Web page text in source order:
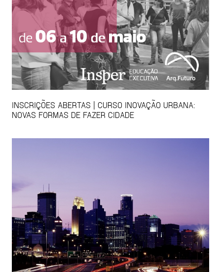
INSCRIÇÕES ABERTAS | CURSO INOVAÇÃO URBANA:
NOVAS FORMAS DE FAZER CIDADE